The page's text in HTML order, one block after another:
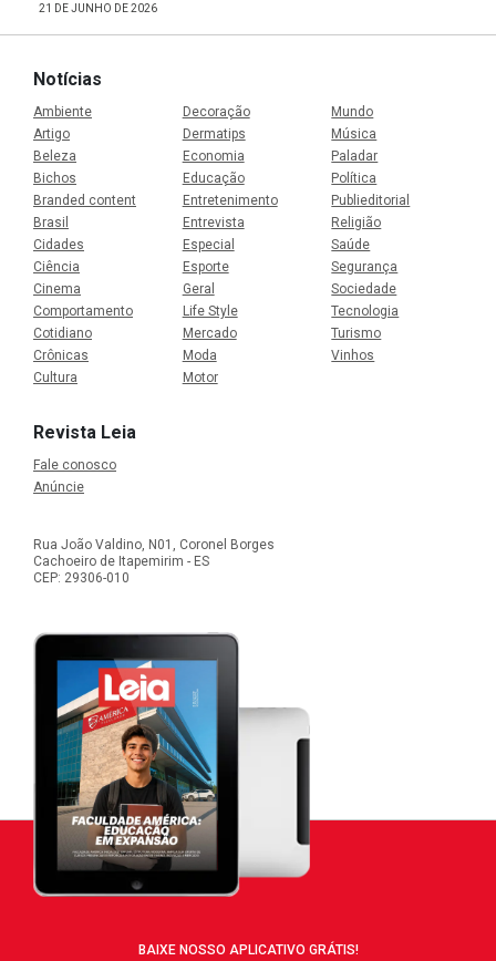
21 DE JUNHO DE 2026
Notícias
Ambiente
Artigo
Beleza
Bichos
Branded content
Brasil
Cidades
Ciência
Cinema
Comportamento
Cotidiano
Crônicas
Cultura
Decoração
Dermatips
Economia
Educação
Entretenimento
Entrevista
Especial
Esporte
Geral
Life Style
Mercado
Moda
Motor
Mundo
Música
Paladar
Política
Publieditorial
Religião
Saúde
Segurança
Sociedade
Tecnologia
Turismo
Vinhos
Revista Leia
Fale conosco
Anúncie
Rua João Valdino, N01, Coronel Borges
Cachoeiro de Itapemirim - ES
CEP: 29306-010
BAIXE NOSSO APLICATIVO GRÁTIS!